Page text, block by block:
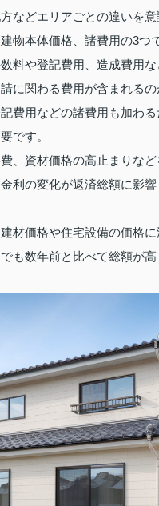
などエリアごとの違いを
物本体価格、諸費用の3つ
料や登記費用、造成費用な
に関わる費用が含まれるの
費用などの諸費用も加わ
です。
、資材価格の高止まりなど
利の変化が返済総額に影
材価格や住宅設備の価格に
も数年前と比べて総額が